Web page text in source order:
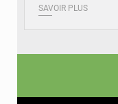
SAVOIR PLUS